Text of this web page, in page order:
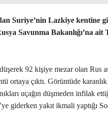
Suriye’nin Lazkiye kentine
Savunma Bakanlığı’na
92 kişiye mezar olan Rus
ortaya çıktı. Görüntüde
uçağın düşmeden infilak
giderken yakıt ikmali yaptığı